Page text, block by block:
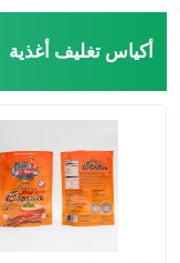
أكياس تغليف أغذية